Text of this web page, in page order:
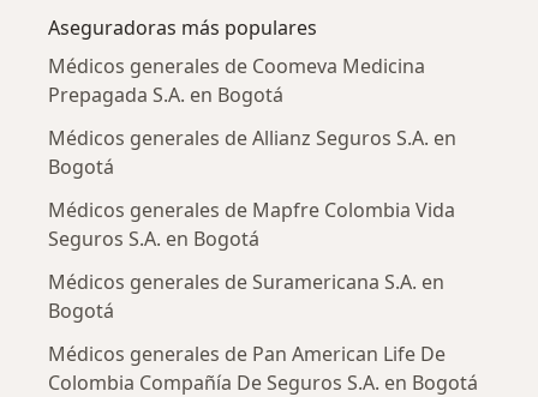
Aseguradoras más populares
Médicos generales de Coomeva Medicina
Prepagada S.A. en Bogotá
Médicos generales de Allianz Seguros S.A. en
Bogotá
Médicos generales de Mapfre Colombia Vida
Seguros S.A. en Bogotá
Médicos generales de Suramericana S.A. en
Bogotá
Médicos generales de Pan American Life De
Colombia Compañía De Seguros S.A. en Bogotá